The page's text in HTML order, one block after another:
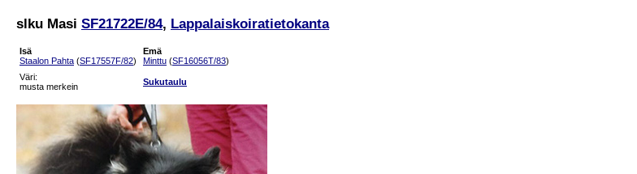
slku Masi SF21722E/84, Lappalaiskoiratietokanta
Isä
Staalon Pahta (SF17557F/82)
Emä
Minttu (SF16056T/83)
Väri:
musta merkein
Sukutaulu